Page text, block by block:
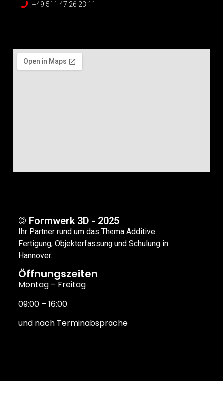
+49 511 47 26 23 11
© Formwerk 3D - 2025
Ihr Partner rund um das Thema Additive
Fertigung, Objekterfassung und Schulung in
Hannover.
Öffnungszeiten
Montag – Freitag
09:00 – 16:00
und nach Terminabsprache